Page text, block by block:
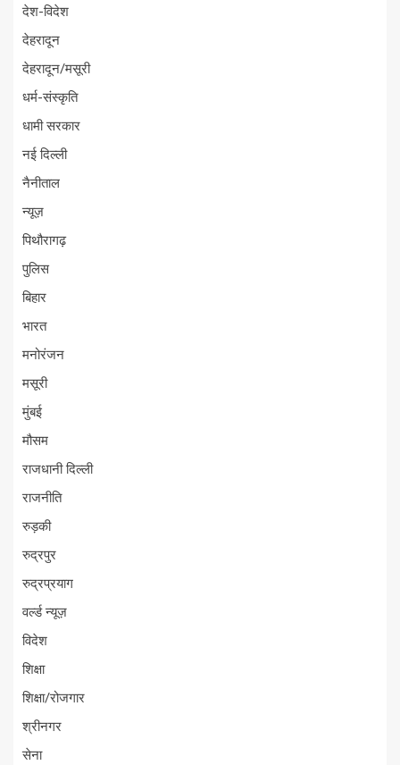
देश-विदेश
देहरादून
देहरादून/मसूरी
धर्म-संस्कृति
धामी सरकार
नई दिल्ली
नैनीताल
न्यूज़
पिथौरागढ़
पुलिस
बिहार
भारत
मनोरंजन
मसूरी
मुंबई
मौसम
राजधानी दिल्ली
राजनीति
रुड़की
रुद्रपुर
रुद्रप्रयाग
वर्ल्ड न्यूज़
विदेश
शिक्षा
शिक्षा/रोजगार
श्रीनगर
सेना